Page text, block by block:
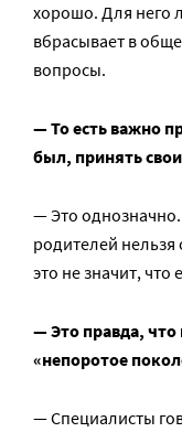
хорошо. Для него
вбрасывает в
вопросы.
— То есть важно
был, принять
— Это
родителей нельзя
это не значит, что
— Это правда, что
«непоротое
— Специалисты